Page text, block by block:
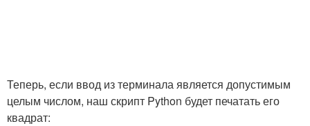
Теперь, если ввод из терминала является допустимым
целым числом, наш скрипт Python будет печатать его
квадрат: